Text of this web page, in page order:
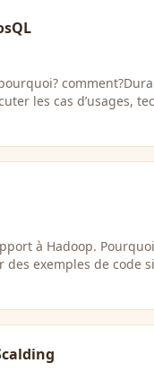
les cas d’usages,
à Hadoop.
exemples de code